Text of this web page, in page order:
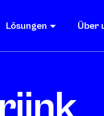
Lösungen Über